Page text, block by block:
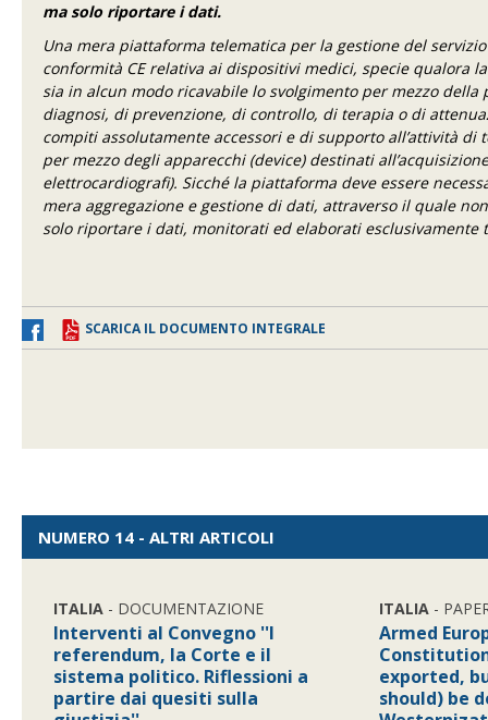
ma solo riportare i dati.
Una mera piattaforma telematica per la gestione del
conformità CE relativa ai dispositivi medici, specie qualora
sia in alcun modo ricavabile lo svolgimento per mezzo
diagnosi, di prevenzione, di controllo, di terapia o di
compiti assolutamente accessori e di supporto all’attività
per mezzo degli apparecchi (device) destinati
elettrocardiografi). Sicché la piattaforma deve essere
mera aggregazione e gestione di dati, attraverso il quale
solo riportare i dati, monitorati ed elaborati
SCARICA IL DOCUMENTO INTEGRALE
NUMERO 14 - ALTRI ARTICOLI
ITALIA - DOCUMENTAZIONE
Interventi al Convegno ''I
referendum, la Corte e il
sistema politico. Riflessioni a
partire dai quesiti sulla
ITALIA -
Armed
exported,
should) be